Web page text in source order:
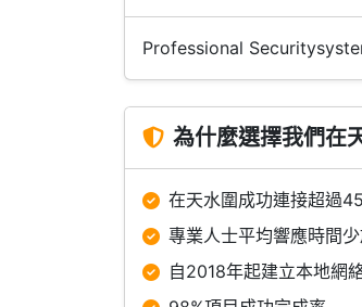
Professional
為什麼選擇我們在
在天水圍成功連接超過
專業人士平均響應時間
自2018年起建立本地網